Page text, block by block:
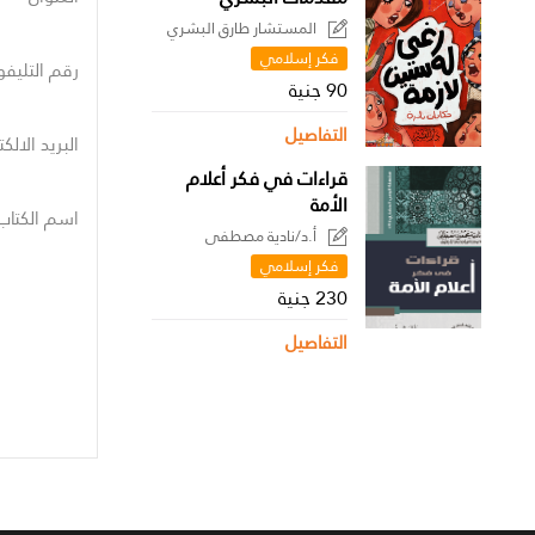
المستشار طارق البشري
فكر إسلامي
90 جنية
التفاصيل
قراءات في فكر أعلام
الأمة
أ.د/نادية مصطفى
فكر إسلامي
230 جنية
التفاصيل
رقم
البريد
اسم